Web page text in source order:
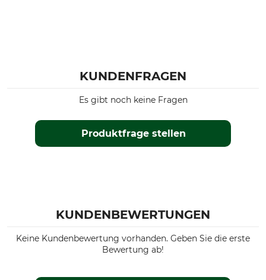
KUNDENFRAGEN
Produktfrage stellen
Es gibt noch keine Fragen
KUNDENBEWERTUNGEN
Keine Kundenbewertung vorhanden. Geben Sie die erste
Bewertung ab!